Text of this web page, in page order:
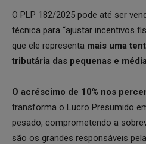
O PLP 182/2025 pode até ser
técnica para “ajustar incentivos
que ele representa mais uma
tributária das pequenas e
O acréscimo de 10% nos
transforma o Lucro Presumido
pesado, comprometendo a
são os grandes responsáveis